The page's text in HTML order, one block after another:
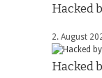
Hacked
2. August
Hacked